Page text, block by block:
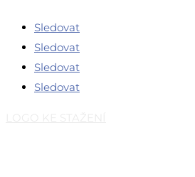
Sledovat
Sledovat
Sledovat
Sledovat